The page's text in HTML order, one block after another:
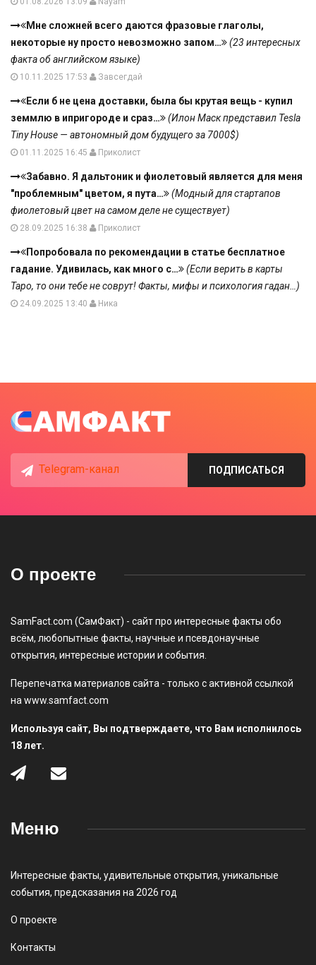
Мне сложней всего даются фразовые глаголы,
некоторые ну просто невозможно запом…
(23 интересных
факта об английском языке)
10.11.2025 17:53 Завсегдай
Если б не цена доставки, была бы крутая вещь - купил
земмлю в ипригороде и сраз…
(Илон Маск представил Tesla
Tiny House — автономный дом будущего за 7000$)
01.11.2025 16:45 Приколист
Забавно. Я дальтоник и фиолетовый является для меня
"проблемным" цветом, я пута…
(Модный для стартапов
фиолетовый цвет на самом деле не существует)
28.09.2025 16:38 Приколист
Попробовала по рекомендации в статье бесплатное
гадание. Удивилась, как много с…
(Если верить в карты
Таро, то они тебе не соврут! Факты, мифы и психология гадан…)
24.09.2025 13:40 Ника
Telegram-канал ПОДПИСАТЬСЯ
О проекте
SamFact.com (СамФакт) - сайт про интересные факты обо
всём, любопытные факты, научные и псевдонаучные
открытия, интересные истории и события.
Перепечатка материалов сайта - только с активной ссылкой
на www.samfact.com
Используя сайт, Вы подтверждаете, что Вам исполнилось
18 лет.
Меню
Интересные факты, удивительные открытия, уникальные
события, предсказания на 2026 год
О проекте
Контакты